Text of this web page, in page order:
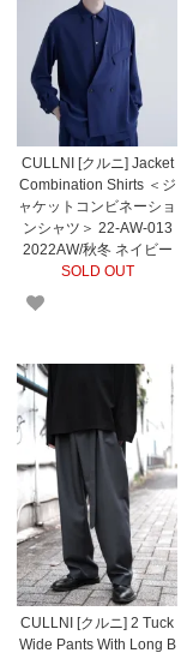
CULLNI [クルニ] Jacket
Combination Shirts ＜ジ
ャケットコンビネーショ
ンシャツ＞ 22-AW-013
2022AW/秋冬 ネイビー
SOLD OUT
CULLNI [クルニ] 2 Tuck
Wide Pants With Long B